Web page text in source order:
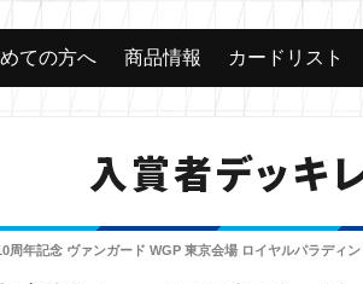
ての方へ 商品情報 カードリスト
入賞者デッキ
周年記念 ヴァンガード WGP 東京会場 ロイヤルパラディン